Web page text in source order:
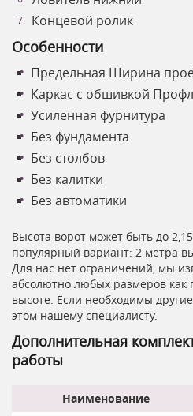
Концевой ролик
Особенности
Предельная Ширина
Каркас с обшивкой
Усиленная фурнитура
Без фундамента
Без столбов
Без калитки
Без автоматики
Высота ворот может быть до
популярный вариант: 2 метра
Для нас нет ограничений, мы
абсолютно любых размеров как
высоте. Если необходимы
этом нашему специалисту.
Дополнительная
работы
Наименование